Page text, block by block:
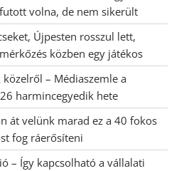
volna, de nem sikerült
Újpesten rosszul lett,
közben egy játékos
– Médiaszemle a
harmincegyedik hete
át velünk marad ez a 40 fokos
fog ráerősíteni
– Így kapcsolható a vállalati